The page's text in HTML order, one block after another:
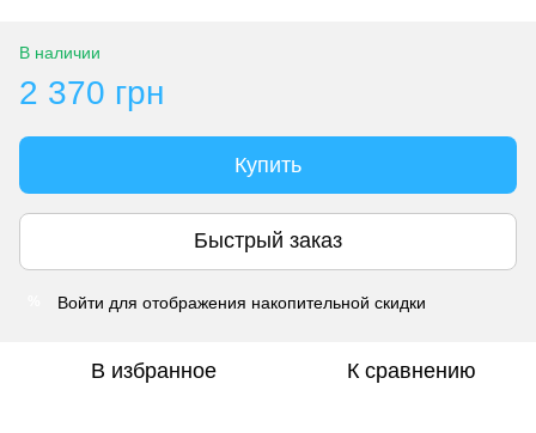
В наличии
2 370 грн
Купить
Быстрый заказ
Войти для отображения накопительной скидки
В избранное К сравнению